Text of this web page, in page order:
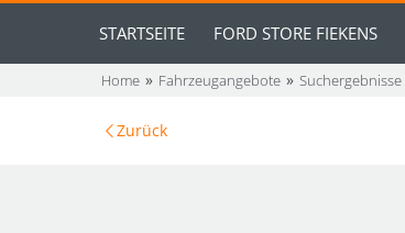
STARTSEITE FORD STORE FIEKENS
Home Fahrzeugangebote Suchergebnisse
Zurück